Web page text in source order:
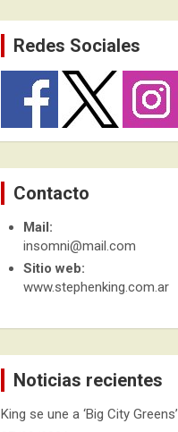
Redes Sociales
Contacto
Mail:
insomni@mail.com
Sitio web:
www.stephenking.com.ar
Noticias recientes
King se une a ‘Big City Greens’